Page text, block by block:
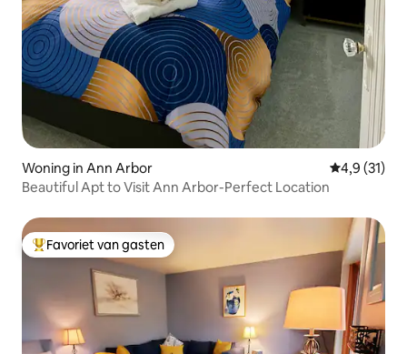
Woning in Ann Arbor
4,9 (31)
Beautiful Apt to Visit Ann Arbor-Perfect Location
Topfavoriet van gasten
Favoriet van gasten